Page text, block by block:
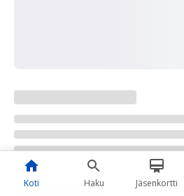
Koti Haku Jäsenkortti